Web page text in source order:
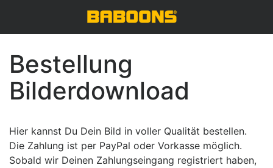
Bestellung
Bilderdownload
Hier kannst Du Dein Bild in voller Qualität bestellen.
Die Zahlung ist per PayPal oder Vorkasse möglich.
Sobald wir Deinen Zahlungseingang registriert haben,